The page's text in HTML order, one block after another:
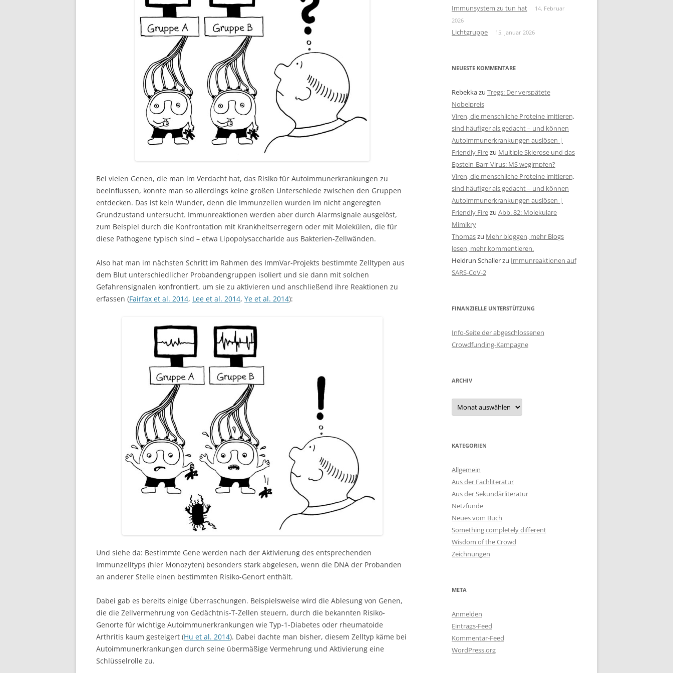
Bei vielen Genen, die man im Verdacht hat, das Risiko für Autoimmunerkrankungen zu
beeinflussen, konnte man so allerdings keine großen Unterschiede zwischen den Gruppen
entdecken. Das ist kein Wunder, denn die Immunzellen wurden im nicht angeregten
Grundzustand untersucht. Immunreaktionen werden aber durch Alarmsignale ausgelöst,
zum Beispiel durch die Konfrontation mit Krankheitserregern oder mit Molekülen, die für
diese Pathogene typisch sind – etwa Lipopolysaccharide aus Bakterien-Zellwänden.
Also hat man im nächsten Schritt im Rahmen des ImmVar-Projekts bestimmte Zelltypen aus
dem Blut unterschiedlicher Probandengruppen isoliert und sie dann mit solchen
Gefahrensignalen konfrontiert, um sie zu aktivieren und anschließend ihre Reaktionen zu
erfassen (Fairfax et al. 2014, Lee et al. 2014, Ye et al. 2014):
Und siehe da: Bestimmte Gene werden nach der Aktivierung des entsprechenden
Immunzelltyps (hier Monozyten) besonders stark abgelesen, wenn die DNA der Probanden
an anderer Stelle einen bestimmten Risiko-Genort enthält.
Dabei gab es bereits einige Überraschungen. Beispielsweise wird die Ablesung von Genen,
die die Zellvermehrung von Gedächtnis-T-Zellen steuern, durch die bekannten Risiko-
Genorte für wichtige Autoimmunerkrankungen wie Typ-1-Diabetes oder rheumatoide
Arthritis kaum gesteigert (Hu et al. 2014). Dabei dachte man bisher, diesem Zelltyp käme bei
Autoimmunerkrankungen durch seine übermäßige Vermehrung und Aktivierung eine
Schlüsselrolle zu.
Immunsystem zu tun hat
14. Februar
2026
Lichtgruppe 15. Januar 2026
NEUESTE KOMMENTARE
Rebekkazu Tregs: Der verspätete
Nobelpreis
Viren, die menschliche Proteine imitieren,
sind häufiger als gedacht – und können
Autoimmunerkrankungen auslösen |
Friendly Firezu Multiple Sklerose und das
Epstein-Barr-Virus: MS wegimpfen?
Viren, die menschliche Proteine imitieren,
sind häufiger als gedacht – und können
Autoimmunerkrankungen auslösen |
Friendly Firezu Abb. 82: Molekulare
Mimikry
Thomaszu Mehr bloggen, mehr Blogs
lesen, mehr kommentieren.
Heidrun Schallerzu Immunreaktionen auf
SARS-CoV-2
FINANZIELLE UNTERSTÜTZUNG
Info-Seite der abgeschlossenen
Crowdfunding-Kampagne
ARCHIV
Archiv
KATEGORIEN
Allgemein
Aus der Fachliteratur
Aus der Sekundärliteratur
Netzfunde
Neues vom Buch
Something completely different
Wisdom of the Crowd
Zeichnungen
META
Anmelden
Eintrags-Feed
Kommentar-Feed
WordPress.org